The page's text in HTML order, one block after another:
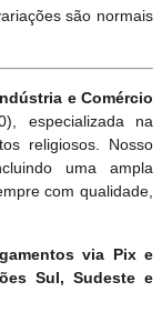
são normais
e Comércio
especializada na
religiosos. Nosso
uma ampla
com qualidade,
via Pix e
Sul, Sudeste e